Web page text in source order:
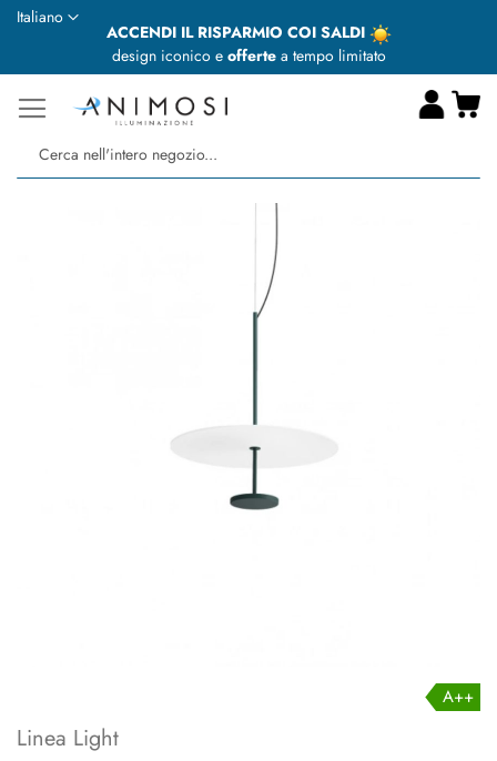
ACCENDI IL RISPARMIO COI SALDI
design iconico e offertea tempo limitato
Lingua
Italiano
A++
Linea Light